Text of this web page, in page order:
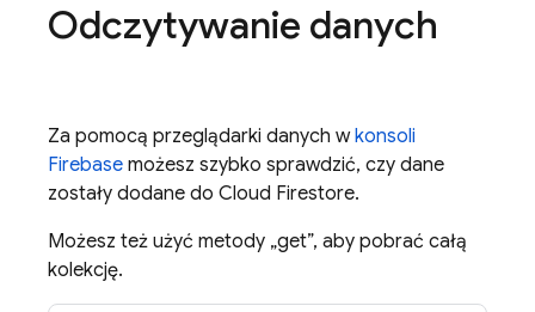
Odczytywanie danych
Za pomocą przeglądarki danych wkonsoli
Firebase możesz szybko sprawdzić, czy dane
zostały dodane do Cloud Firestore.
Możesz też użyć metody „get”, aby pobrać całą
kolekcję.